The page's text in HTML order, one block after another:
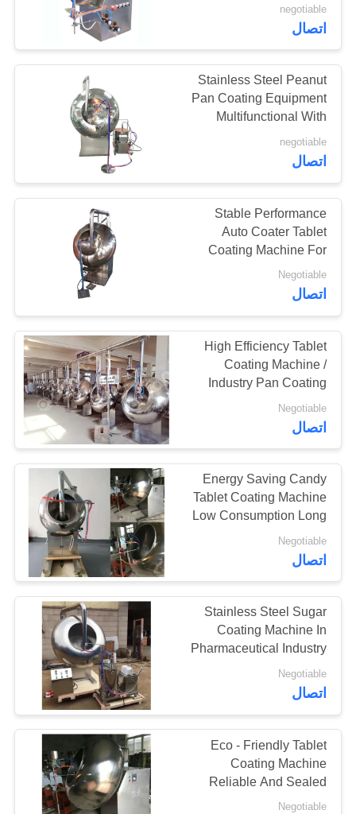
فرن تجفيف صناعي
10
آلة طلاء اللوحي
18
آلة العد اللوحي
21
الطاحن المقاوم للصدأ
11
آلة تغليف الكمبيوتر
اللوحي
19
negotiable
اتصال
Stainless Steel Peanut
Pan Coating Equipment
Multifunctional With
Spay System
negotiable
اتصال
Stable Performance
Auto Coater Tablet
Coating Machine For
Pharmaceutical
Negotiable
اتصال
High Efficiency Tablet
Coating Machine /
Industry Pan Coating
Machine
Negotiable
اتصال
Energy Saving Candy
Tablet Coating Machine
Low Consumption Long
Service Life
Negotiable
اتصال
Stainless Steel Sugar
Coating Machine In
Pharmaceutical Industry
Easy Maintain
Negotiable
اتصال
Eco - Friendly Tablet
Coating Machine
Reliable And Sealed
Lubrication System
Negotiable